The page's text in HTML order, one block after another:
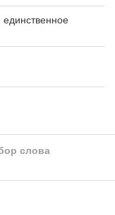
слова